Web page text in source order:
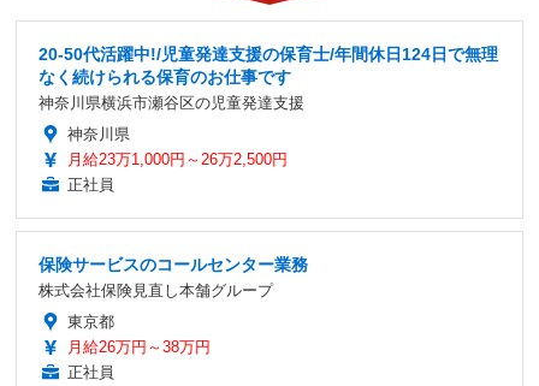
20-50代活躍中!/児童発達支援の保育士/年間休日124日で無理
なく続けられる保育のお仕事です
神奈川県横浜市瀬谷区の児童発達支援
神奈川県
月給23万1,000円～26万2,500円
正社員
保険サービスのコールセンター業務
株式会社保険見直し本舗グループ
東京都
月給26万円～38万円
正社員